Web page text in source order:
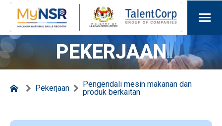
PEKERJAAN
Pekerjaan
Pengendali mesin makanan dan
produk berkaitan